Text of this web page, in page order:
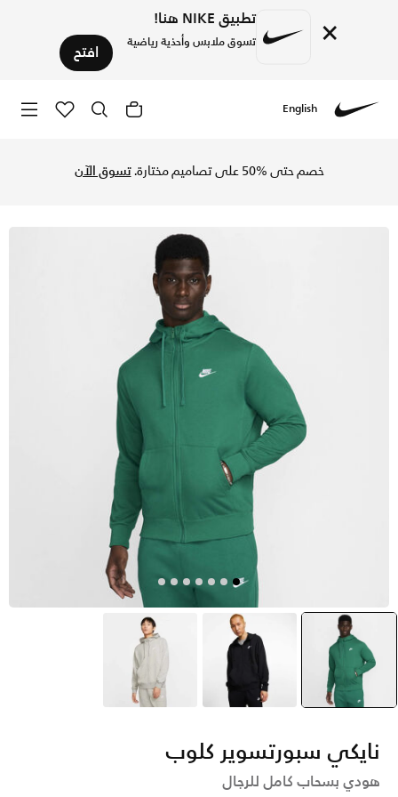
× تطبيق NIKE هنا!
تسوق ملابس وأحذية رياضية افتح
English
خصم حتى %50 على تصاميم مختارة. تسوق الآن
selected
أخضر أسود رمادي
نايكي سبورتسوير كلوب
هودي بسحاب كامل للرجال